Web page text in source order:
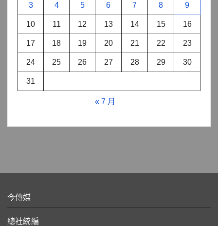
3 4 5 6 7 8 9
10 11 12 13 14 15 16
17 18 19 20 21 22 23
24 25 26 27 28 29 30
31
« 7 月
今傳媒
總社統編